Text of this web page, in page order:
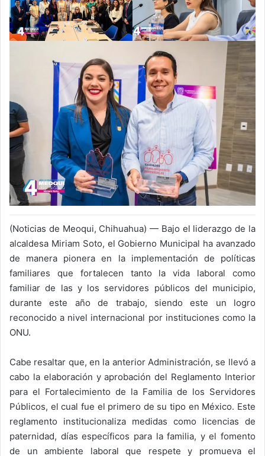
(Noticias de Meoqui, Chihuahua) — Bajo el liderazgo de la
alcaldesa Miriam Soto, el Gobierno Municipal ha avanzado
de manera pionera en la implementación de políticas
familiares que fortalecen tanto la vida laboral como
familiar de las y los servidores públicos del municipio,
durante este año de trabajo, siendo este un logro
reconocido a nivel internacional por instituciones como la
ONU.
Cabe resaltar que, en la anterior Administración, se llevó a
cabo la elaboración y aprobación del Reglamento Interior
para el Fortalecimiento de la Familia de los Servidores
Públicos, el cual fue el primero de su tipo en México. Este
reglamento institucionaliza medidas como licencias de
paternidad, días específicos para la familia, y el fomento
de un ambiente laboral que respete y promueva el